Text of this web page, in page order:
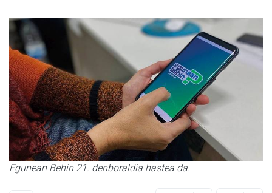
Egunean Behin 21. denboraldia hastea da.